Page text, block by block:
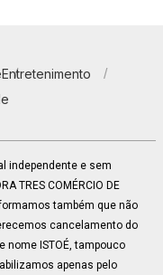
Entretenimento
independente e sem
TRES COMÉRCIO DE
também que não
cancelamento do
ISTOÉ, tampouco
apenas pelo